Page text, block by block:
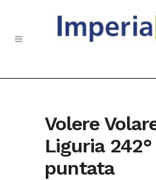
Volere
Liguria 242°
puntata